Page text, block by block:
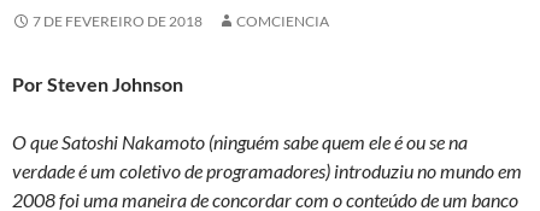
7 DE FEVEREIRO DE 2018 COMCIENCIA
Por Steven Johnson
O que Satoshi Nakamoto (ninguém sabe quem ele é ou se na
verdade é um coletivo de programadores) introduziu no mundo em
2008 foi uma maneira de concordar com o conteúdo de um banco